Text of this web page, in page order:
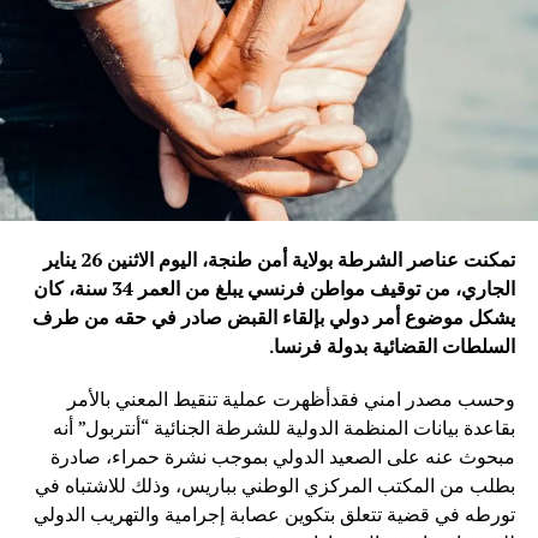
تمكنت عناصر الشرطة بولاية أمن طنجة، اليوم الاثنين 26 يناير
الجاري، من توقيف مواطن فرنسي يبلغ من العمر 34 سنة، كان
يشكل موضوع أمر دولي بإلقاء القبض صادر في حقه من طرف
السلطات القضائية بدولة فرنسا.
وحسب مصدر امني فقدأظهرت عملية تنقيط المعني بالأمر
بقاعدة بيانات المنظمة الدولية للشرطة الجنائية “أنتربول” أنه
مبحوث عنه على الصعيد الدولي بموجب نشرة حمراء، صادرة
بطلب من المكتب المركزي الوطني بباريس، وذلك للاشتباه في
تورطه في قضية تتعلق بتكوين عصابة إجرامية والتهريب الدولي